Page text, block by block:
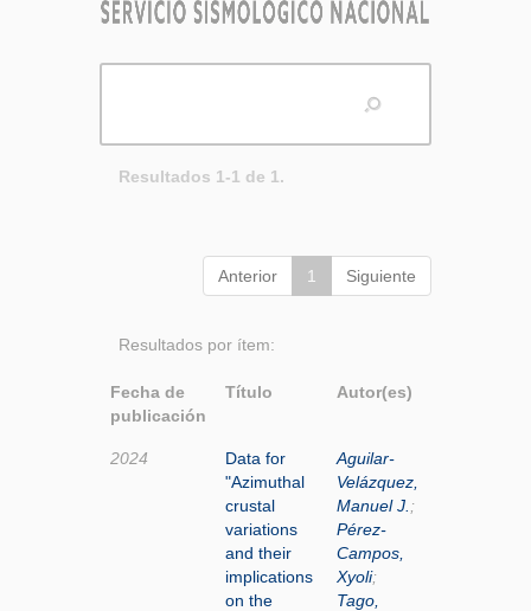
Resultados 1-1 de 1.
Anterior 1 Siguiente
Resultados por ítem:
Fecha de
publicación
Título Autor(es)
2024
Data for
"Azimuthal
crustal
variations
and their
implications
on the
Aguilar-
Velázquez,
Manuel J. ;
Pérez-
Campos,
Xyoli;
Tago,